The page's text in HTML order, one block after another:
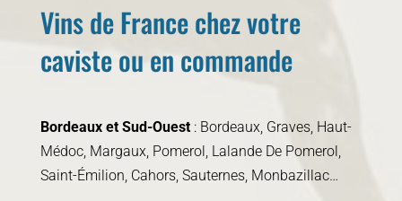
Vins de France chez votre
caviste ou en commande
Bordeaux et Sud-Ouest: Bordeaux, Graves, Haut-
Médoc, Margaux, Pomerol, Lalande De Pomerol,
Saint-Émilion, Cahors, Sauternes, Monbazillac…